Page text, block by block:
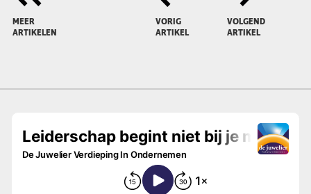
MEER
ARTIKELEN
VORIG
ARTIKEL
VOLGEND
ARTIKEL